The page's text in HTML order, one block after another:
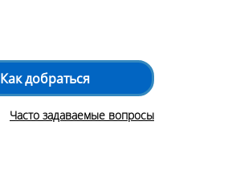
Как добраться
Часто задаваемые вопросы